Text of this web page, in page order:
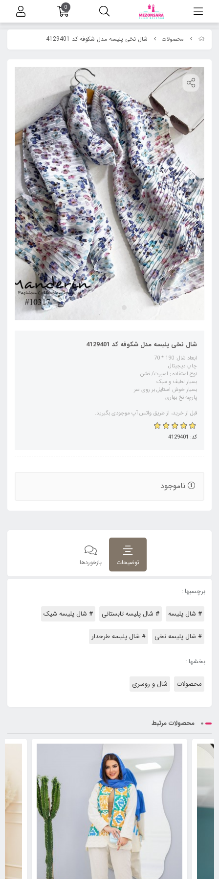
محصولات شال نخی پلیسه مدل شکوفه کد 4129401
شال نخی پلیسه مدل شکوفه کد 4129401
ابعاد شال: 190 * 70
چاپ دیجیتال
نوع استفاده : اسپرت/ فشن
بسیار لطیف و سبک
بسیار خوش استایل بر روی سر
پارچه نخ بهاری
قبل از خرید، از طریق واتس آپ موجودی بگیرید.
کد: 4129401
ناموجود
توضیحات بازخوردها
برچسبها :
# شال پلیسه # شال پلیسه تابستانی # شال پلیسه شیک
# شال پلیسه نخی # شال پلیسه طرحدار
بخشها :
محصولات شال و روسری
محصولات مرتبط
0